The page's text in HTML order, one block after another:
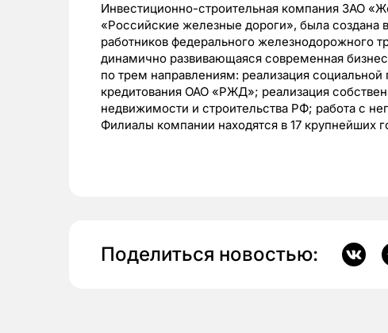
Инвестиционно-строительная компания ЗАО
«Российские железные дороги», была
работников федерального железнодорожного
динамично развивающаяся современная
по трем направлениям: реализация
кредитования ОАО «РЖД»; реализация
недвижимости и строительства РФ; работа с
Филиалы компании находятся в 17 крупнейших
Поделиться новостью: